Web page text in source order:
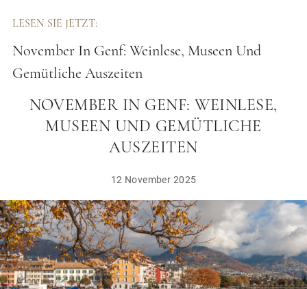
LESEN SIE JETZT:
November In Genf: Weinlese, Museen Und
Gemütliche Auszeiten
NOVEMBER IN GENF: WEINLESE,
MUSEEN UND GEMÜTLICHE
AUSZEITEN
12 November 2025